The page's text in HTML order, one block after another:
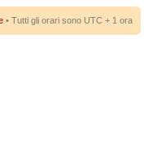
• Tutti gli orari sono UTC + 1 ora